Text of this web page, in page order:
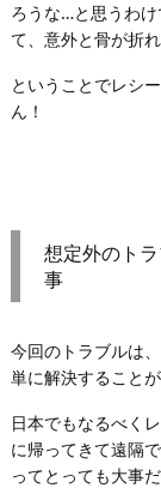
ろうな…と思うわ
て、意外と骨が折れ
ということでレシ
ん！
想定外のト
事
今回のトラブルは
単に解決すること
日本でもなるべく
に帰ってきて遠隔
ってとっても大事